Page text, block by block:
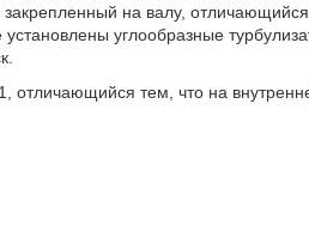
закрепленный на валу,
углообразные
отличающийся тем, что на